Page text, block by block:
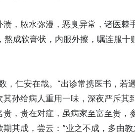
，脓水弥漫，恶臭异常，诸医棘
成软膏状，内服外擦，嘱连服十
仁安在哉。”出诊常携医书，若
孙给病人重用一味，深夜严斥其
，贵在对症，虽病家至富至贵，
其成，尝云：“业之不成，多由